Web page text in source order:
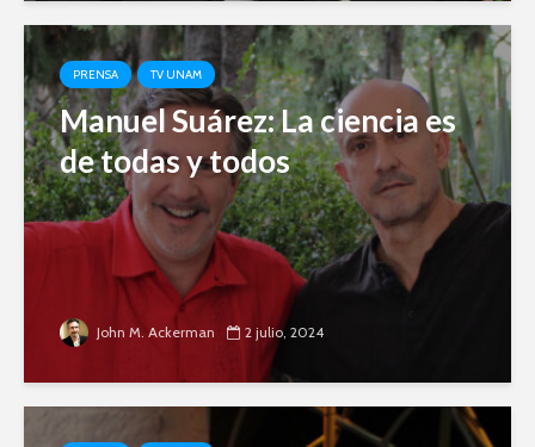
PRENSA TV UNAM
Manuel Suárez: La ciencia es
de todas y todos
John M. Ackerman 2 julio, 2024